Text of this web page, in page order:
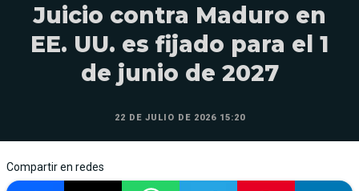
Juicio contra Maduro en
EE. UU. es fijado para el 1
de junio de 2027
22 DE JULIO DE 2026 15:20
Compartir en redes